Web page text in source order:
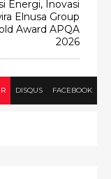
Energi, Inovasi
Elnusa Group
Award APQA
2026
DISQUS FACEBOOK